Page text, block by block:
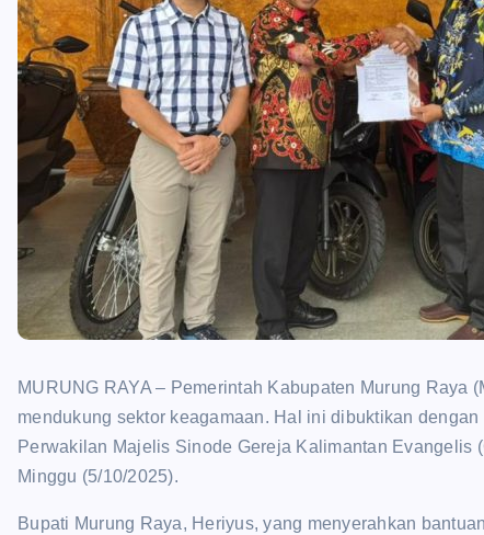
MURUNG RAYA – Pemerintah Kabupaten Murung Raya
mendukung sektor keagamaan. Hal ini dibuktikan
Perwakilan Majelis Sinode Gereja Kalimantan Evangelis
Minggu (5/10/2025).
Bupati Murung Raya, Heriyus, yang menyerahkan